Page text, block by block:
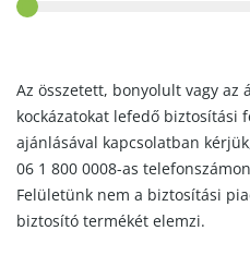
Az összetett, bonyolult vagy az
kockázatokat lefedő biztosítási
ajánlásával kapcsolatban
06 1 800 0008-as
Felületünk nem a biztosítási
biztosító termékét elemzi.